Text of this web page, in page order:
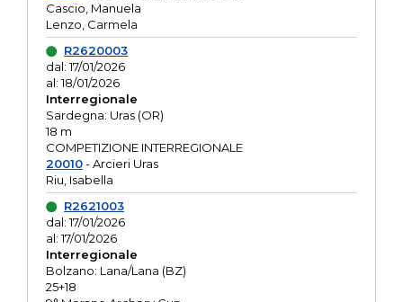
Cascio, Manuela
Lenzo, Carmela
R2620003
dal: 17/01/2026
al: 18/01/2026
Interregionale
Sardegna: Uras (OR)
18 m
COMPETIZIONE INTERREGIONALE
20010- Arcieri Uras
Riu, Isabella
R2621003
dal: 17/01/2026
al: 17/01/2026
Interregionale
Bolzano: Lana/Lana (BZ)
25+18